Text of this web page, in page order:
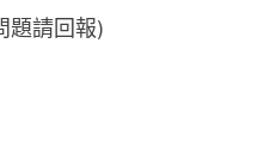
題請回報)